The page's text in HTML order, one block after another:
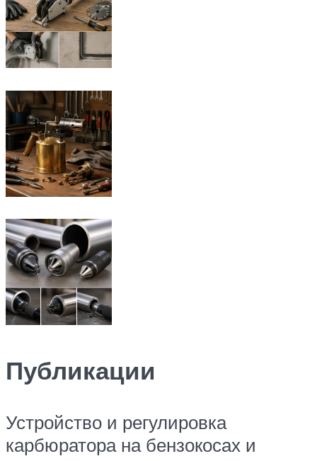
Публикации
Устройство и регулировка
карбюратора на бензокосах и